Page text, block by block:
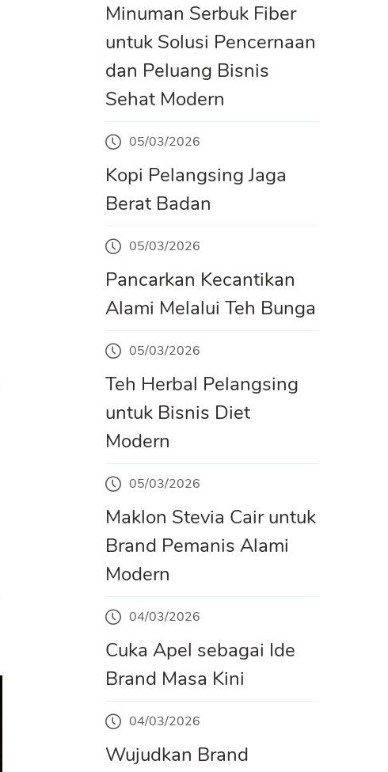
Minuman Serbuk Fiber
untuk Solusi Pencernaan
dan Peluang Bisnis
Sehat Modern
05/03/2026
Kopi Pelangsing Jaga
Berat Badan
05/03/2026
Pancarkan Kecantikan
Alami Melalui Teh Bunga
05/03/2026
Teh Herbal Pelangsing
untuk Bisnis Diet
Modern
05/03/2026
Maklon Stevia Cair untuk
Brand Pemanis Alami
Modern
04/03/2026
Cuka Apel sebagai Ide
Brand Masa Kini
04/03/2026
Wujudkan Brand